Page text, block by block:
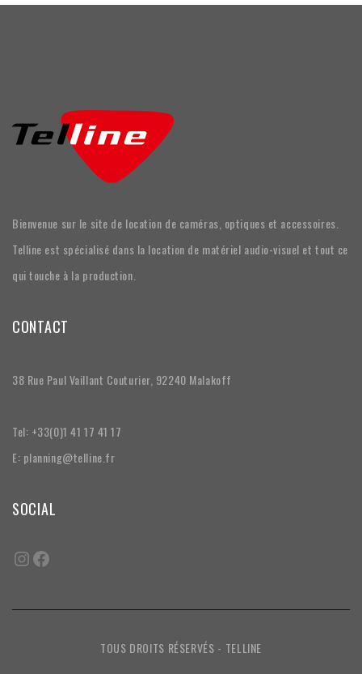
Bienvenue sur le site de location de caméras, optiques et accessoires.
Telline est spécialisé dans la location de matériel audio-visuel et tout ce
qui touche à la production.
CONTACT
38 Rue Paul Vaillant Couturier, 92240 Malakoff
Tel: +33(0)1 41 17 41 17
E: planning@telline.fr
SOCIAL
TOUS DROITS RÉSERVÉS - TELLINE